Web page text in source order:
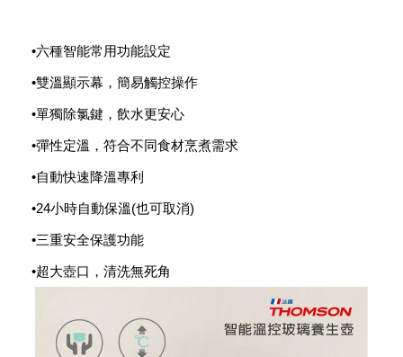
•六種智能常用功能設定
•雙溫顯示幕，簡易觸控操作
•單獨除氯鍵，飲水更安心
•彈性定溫，符合不同食材烹煮需求
•自動快速降溫專利
•24小時自動保溫(也可取消)
•三重安全保護功能
•超大壺口，清洗無死角